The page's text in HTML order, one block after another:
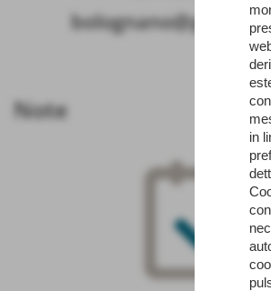
Note
in